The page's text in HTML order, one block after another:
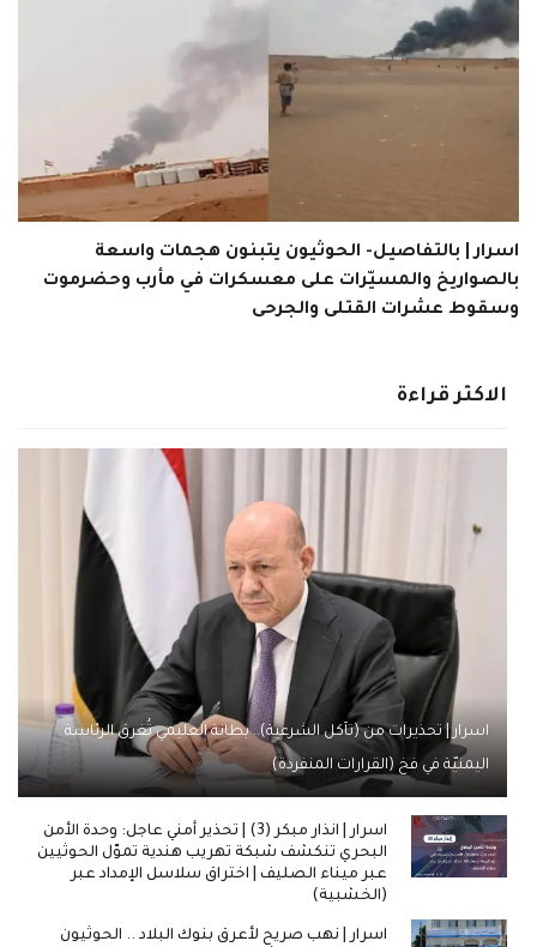
اسرار | بالتفاصيل- الحوثيون يتبنون هجمات واسعة
بالصواريخ والمسيّرات على معسكرات في مأرب وحضرموت
وسقوط عشرات القتلى والجرحى
الاكثر قراءة
اسرار | تحذيرات من (تآكل الشرعية).. بطانة العليمي تُغرق الرئاسة
اليمنيّة في فخ (القرارات المنفردة)
اسرار | انذار مبكر (3) | تحذير أمني عاجل: وحدة الأمن
البحري تنكشف شبكة تهريب هندية تموّل الحوثيين
عبر ميناء الصليف | اختراق سلاسل الإمداد عبر
(الخشبية)
اسرار | نهب صريح لأعرق بنوك البلاد .. الحوثيون